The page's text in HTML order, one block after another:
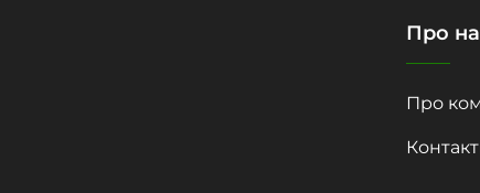
Про
Про